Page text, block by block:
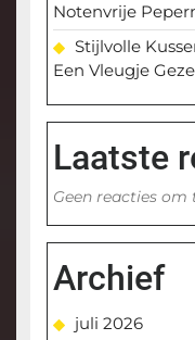
Notenvrije
Stijlvolle
Een Vleugje
Laatste
Geen reacties om
Archief
juli 2026